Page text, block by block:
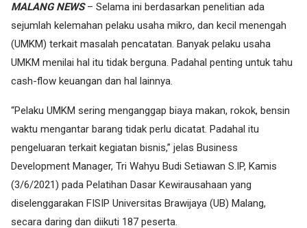
MALANG NEWS– Selama ini berdasarkan penelitian ada
sejumlah kelemahan pelaku usaha mikro, dan kecil menengah
(UMKM) terkait masalah pencatatan. Banyak pelaku usaha
UMKM menilai hal itu tidak berguna. Padahal penting untuk tahu
cash-flow keuangan dan hal lainnya.
“Pelaku UMKM sering menganggap biaya makan, rokok, bensin
waktu mengantar barang tidak perlu dicatat. Padahal itu
pengeluaran terkait kegiatan bisnis,” jelas Business
Development Manager, Tri Wahyu Budi Setiawan S.IP, Kamis
(3/6/2021) pada Pelatihan Dasar Kewirausahaan yang
diselenggarakan FISIP Universitas Brawijaya (UB) Malang,
secara daring dan diikuti 187 peserta.